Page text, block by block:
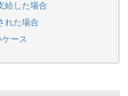
給した場合
れた場合
ース